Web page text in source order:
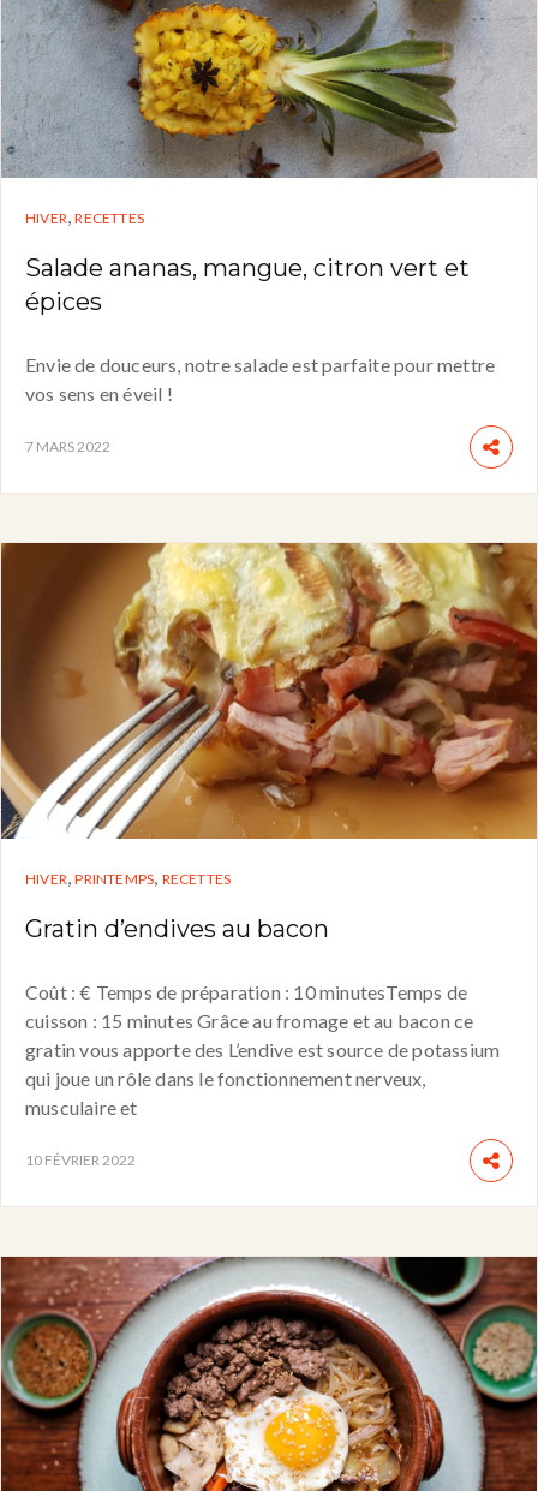
HIVER,RECETTES
Salade ananas, mangue, citron vert et
épices
Envie de douceurs, notre salade est parfaite pour mettre
vos sens en éveil !
7 MARS 2022
HIVER,PRINTEMPS, RECETTES
Gratin d’endives au bacon
Coût : € Temps de préparation : 10 minutesTemps de
cuisson : 15 minutes Grâce au fromage et au bacon ce
gratin vous apporte des L’endive est source de potassium
qui joue un rôle dans le fonctionnement nerveux,
musculaire et
10 FÉVRIER 2022